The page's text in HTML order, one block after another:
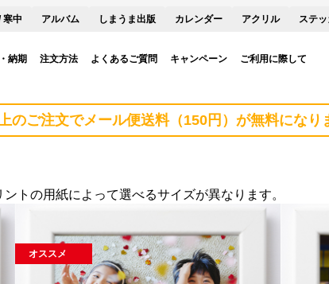
寒中 アルバム しまうま出版 カレンダー アクリル ステ
納期 注文方法 よくあるご質問 キャンペーン ご利用に際して
のご注文でメール便送料（150円）が無料になり
トの用紙によって選べるサイズが異なります。
オススメ